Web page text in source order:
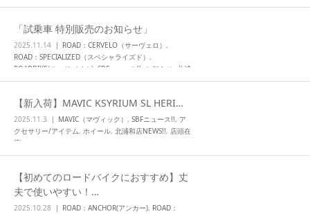
庫
「試乗車 特別販売のお知らせ」
2025.11.14 ROAD：CERVELO（サーヴェロ） ,
ROAD：SPECIALIZED（スペシャライズド） ,
ROADBIKE(ロードバイク) SBFニュース!! お知らせ
北浦
和店NEWS!!,店頭在庫
【新入荷】MAVIC KSYRIUM SL HERI…
2025.11.3 MAVIC（マヴィック） , SBFニュース!!, ア
クセサリー/アイテム, ホイール, 北浦和店NEWS!!, 店頭在
庫
【初めてのロードバイクにおすすめ】丈
夫で使いやすい！…
2025.10.28 ROAD：ANCHOR(アンカー), ROAD：